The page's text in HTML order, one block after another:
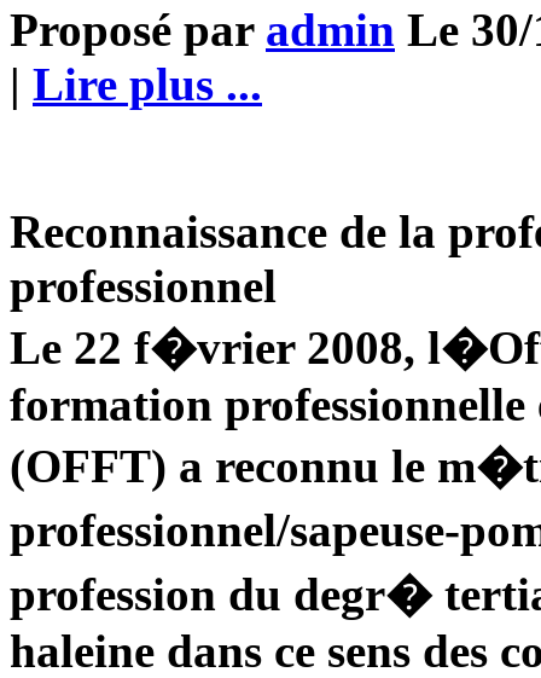
Proposé par admin Le
| Lire plus ...
Reconnaissance de la
professionnel
Le 22 f�vrier 2008,
formation professionnelle
(OFFT) a reconnu le
professionnel/sapeuse-
profession du degr�
haleine dans ce sens des